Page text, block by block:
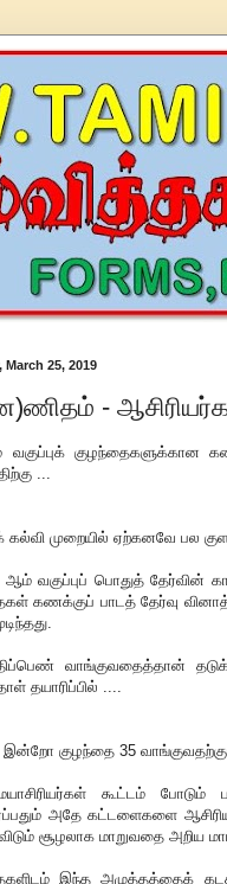
March 25, 2019
-
குழந்தைகளுக்கான
...
கல்வி முறையில் ஏற்கனவே பல
ஆம் வகுப்புப் பொதுத் தேர்வின்
கணக்குப் பாடத் தேர்வு
வாங்குவதைத்தான்
தயாரிப்பில் ....
குழந்தை 35 வாங்குவதற்கும்
கூட்டம் போடும்
அதே கட்டளைகளை
விடும் சூழலாக மாறுவதை அறிய
இந்த அழுத்தத்தைக்